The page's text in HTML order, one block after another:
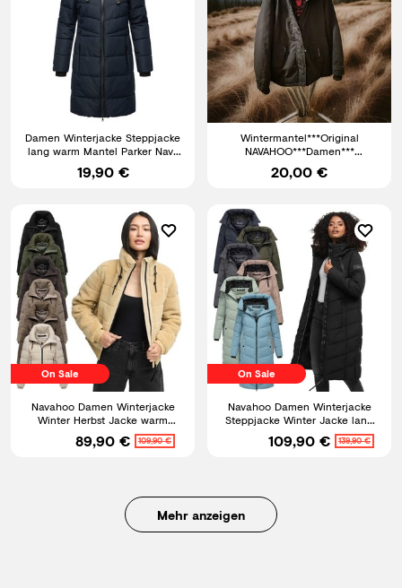
Damen Winterjacke Steppjacke
lang warm Mantel Parker Navy
XL V99 B-13
19,90 €
Wintermantel***Original
NAVAHOO***Damen***
Winterjacke***Gr. M***Schwarz
20,00 €
On Sale
Navahoo Damen Winterjacke
Winter Herbst Jacke warm
gesteppt Teddyfell N093
89,90 € 109,90 €
On Sale
Navahoo Damen Winterjacke
Steppjacke Winter Jacke lang
warm Mantel Parker N009
109,90 € 139,90 €
Mehr anzeigen